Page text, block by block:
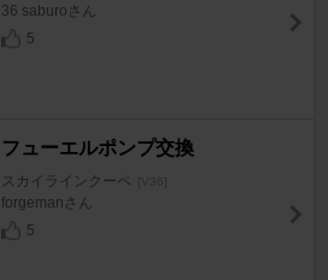
36 saburoさん
5
フューエルポンプ交換
スカイラインクーペ [V36]
forgemanさん
5